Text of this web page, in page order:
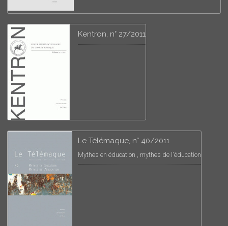
Kentron, n° 27/2011
Le Télémaque, n° 40/2011
Mythes en éducation , mythes de l'éducation